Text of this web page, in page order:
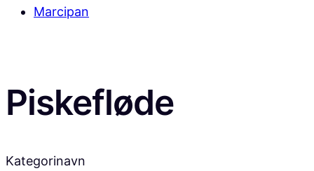
Marcipan
Piskefløde
Kategorinavn